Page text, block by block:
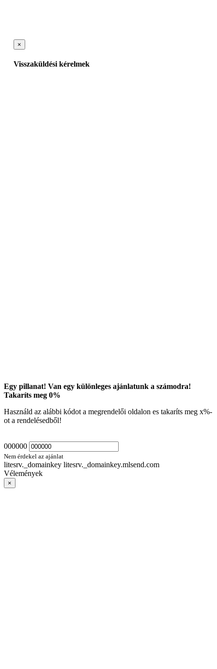
×
Visszaküldési kérelmek
Egy pillanat! Van egy különleges ajánlatunk a számodra!
Takaríts meg 0%
Használd az alábbi kódot a megrendelői oldalon es takaríts meg x%-
ot a rendelésedből!
000000
Nem érdekel az ajánlat
litesrv._domainkey litesrv._domainkey.mlsend.com
Vélemények
×